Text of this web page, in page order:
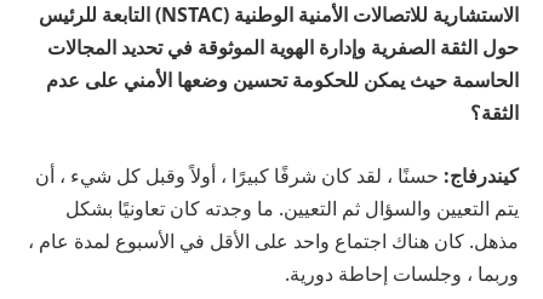
الاستشارية للاتصالات الأمنية الوطنية (NSTAC) التابعة للرئيس
حول الثقة الصفرية وإدارة الهوية الموثوقة في تحديد المجالات
الحاسمة حيث يمكن للحكومة تحسين وضعها الأمني ​​على عدم
الثقة؟
كيندرفاج: حسنًا ، لقد كان شرفًا كبيرًا ، أولاً وقبل كل شيء ، أن
يتم التعيين والسؤال ثم التعيين. ما وجدته كان تعاونيًا بشكل
مذهل. كان هناك اجتماع واحد على الأقل في الأسبوع لمدة عام ،
وربما ، وجلسات إحاطة دورية.